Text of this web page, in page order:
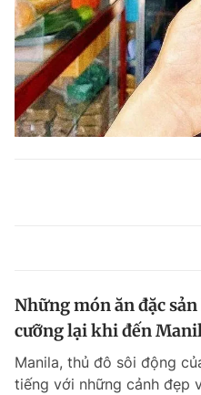
Những món ăn đặc
cưỡng lại khi đến
Manila, thủ đô sôi động
tiếng với những cảnh đẹp